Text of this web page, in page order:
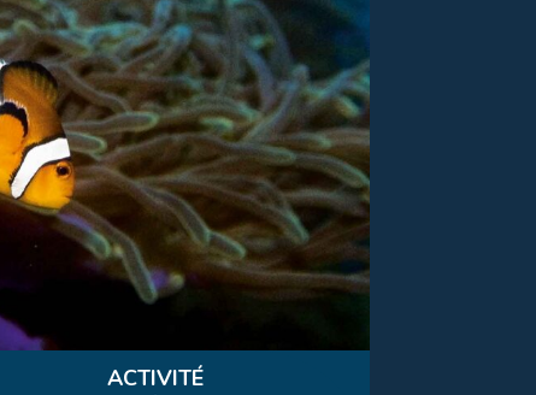
ACTIVITÉ